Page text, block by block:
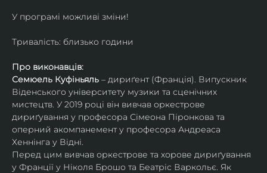
У програмі можливі зміни!
Тривалість: близько години
Про виконавців:
Семюель Куфіньяль – дириґент (Франція). Випускник
Віденського університету музики та сценічних
мистецтв. У 2019 році він вивчав оркестрове
дириґування у професора Сімеона Піронкова та
оперний акомпанемент у професора Андреаса
Хеннінга у Відні.
Перед цим вивчав оркестрове та хорове дириґування
у Франції у Ніколя Брошо та Беатріс Варкольє. Як